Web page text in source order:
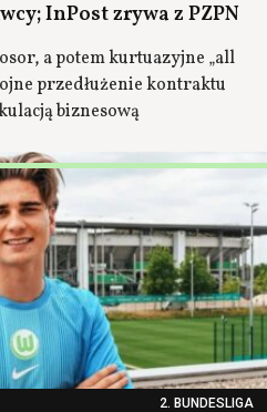
InPost zrywa z PZPN
a potem kurtuazyjne „all
przedłużenie kontraktu
biznesową
2. BUNDESLIGA